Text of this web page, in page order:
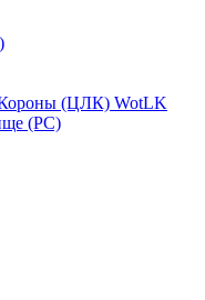
(ЦЛК) WotLK
(РС)